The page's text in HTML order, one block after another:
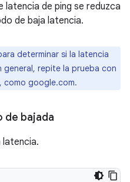
latencia de ping se reduzca
de baja latencia.
determinar si la latencia
general, repite la prueba con
como google.com.
de bajada
latencia.